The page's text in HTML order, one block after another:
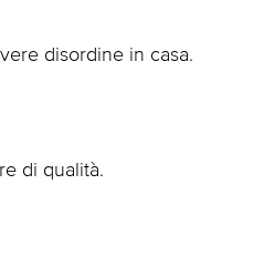
disordine in casa.
di qualità.